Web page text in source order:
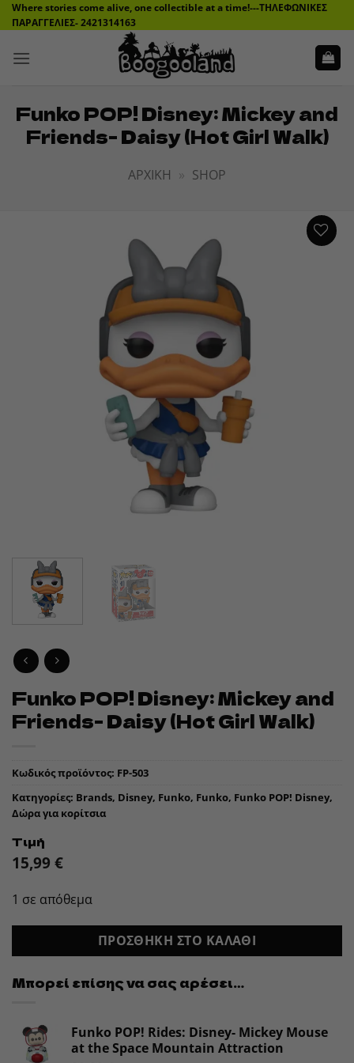
Μετάβαση
στο
Where stories come alive, one collectible at a time!---ΤΗΛΕΦΩΝΙΚΕΣ
ΠΑΡΑΓΓΕΛΙΕΣ- 2421314163
Funko POP! Disney: Mickey and
Friends- Daisy (Hot Girl Walk)
ΑΡΧΙΚΉ » SHOP
Funko POP! Disney: Mickey and
Friends- Daisy (Hot Girl Walk)
Κωδικός προϊόντος: FP-503
Κατηγορίες: Brands, Disney, Funko, Funko, Funko POP! Disney,
Δώρα για κορίτσια
Τιμή
15,99 €
1 σε απόθεμα
ΠΡΟΣΘΉΚΗ ΣΤΟ ΚΑΛΆΘΙ
Μπορεί επίσης να σας αρέσει…
Funko POP! Rides: Disney- Mickey Mouse
at the Space Mountain Attraction